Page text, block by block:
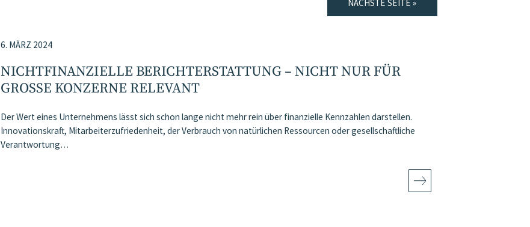
NÄCHSTE SEITE »
6. MÄRZ 2024
NICHTFINANZIELLE BERICHTERSTATTUNG – NICHT NUR FÜR
GROSSE KONZERNE RELEVANT
Der Wert eines Unternehmens lässt sich schon lange nicht mehr rein über finanzielle Kennzahlen darstellen.
Innovationskraft, Mitarbeiterzufriedenheit, der Verbrauch von natürlichen Ressourcen oder gesellschaftliche
Verantwortung…